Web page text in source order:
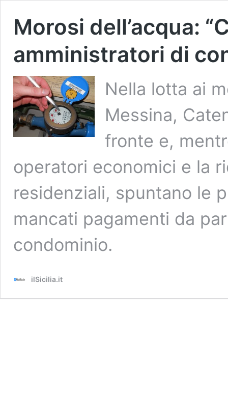
Morosi dell’acqua:
amministratori di
Nella lotta ai
Messina,
fronte e,
operatori economici e la
residenziali, spuntano le
mancati pagamenti da
condominio.
ilSicilia.it